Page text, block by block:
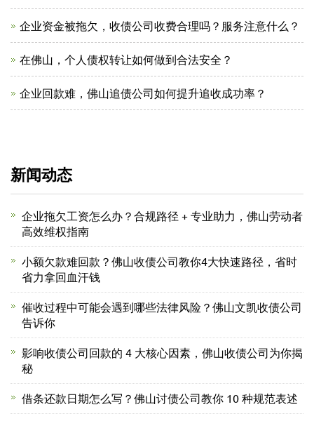
企业资金被拖欠，收债公司收费合理吗？服务注意什么？
在佛山，个人债权转让如何做到合法安全？
企业回款难，佛山追债公司如何提升追收成功率？
新闻动态
企业拖欠工资怎么办？合规路径 + 专业助力，佛山劳动者
高效维权指南
小额欠款难回款？佛山收债公司教你4大快速路径，省时
省力拿回血汗钱
催收过程中可能会遇到哪些法律风险？佛山文凯收债公司
告诉你
影响收债公司回款的 4 大核心因素，佛山收债公司为你揭
秘
借条还款日期怎么写？佛山讨债公司教你 10 种规范表述